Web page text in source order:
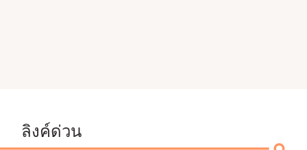
ลิงค์ด่วน